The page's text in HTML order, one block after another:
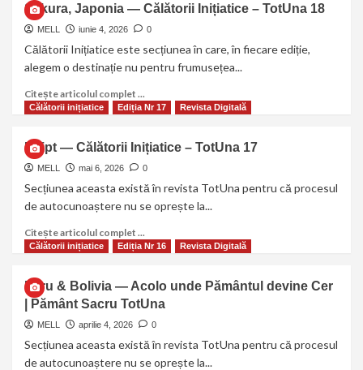
Sakura, Japonia — Călătorii Inițiatice – TotUna 18
MELL iunie 4, 2026 0
Călătorii Inițiatice este secțiunea în care, în fiecare ediție,
alegem o destinație nu pentru frumusețea...
Citește articolul complet ...
Călătorii inițiatice Ediția Nr 17 Revista Digitală
Egipt — Călătorii Inițiatice – TotUna 17
MELL mai 6, 2026 0
Secțiunea aceasta există în revista TotUna pentru că procesul
de autocunoaștere nu se oprește la...
Citește articolul complet ...
Călătorii inițiatice Ediția Nr 16 Revista Digitală
Peru & Bolivia — Acolo unde Pământul devine Cer
| Pământ Sacru TotUna
MELL aprilie 4, 2026 0
Secțiunea aceasta există în revista TotUna pentru că procesul
de autocunoaștere nu se oprește la...